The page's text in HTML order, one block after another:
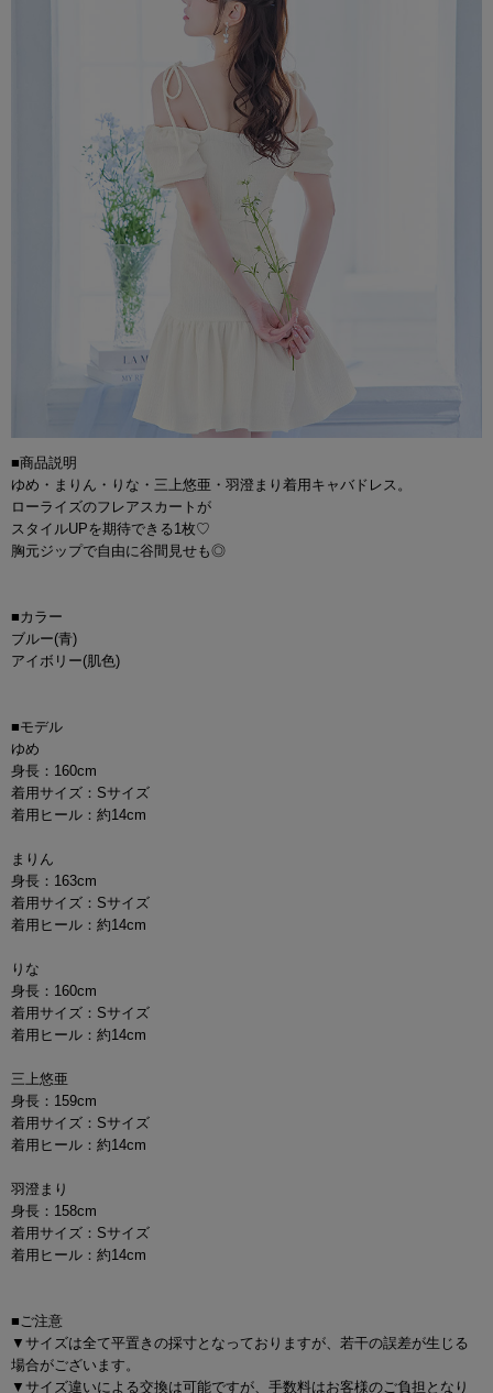
■商品説明
ゆめ・まりん・りな・三上悠亜・羽澄まり着用キャバドレス。
ローライズのフレアスカートが
スタイルUPを期待できる1枚♡
胸元ジップで自由に谷間見せも◎
■カラー
ブルー(青)
アイボリー(肌色)
■モデル
ゆめ
身長：160cm
着用サイズ：Sサイズ
着用ヒール：約14cm
まりん
身長：163cm
着用サイズ：Sサイズ
着用ヒール：約14cm
りな
身長：160cm
着用サイズ：Sサイズ
着用ヒール：約14cm
三上悠亜
身長：159cm
着用サイズ：Sサイズ
着用ヒール：約14cm
羽澄まり
身長：158cm
着用サイズ：Sサイズ
着用ヒール：約14cm
■ご注意
▼サイズは全て平置きの採寸となっておりますが、若干の誤差が生じる
場合がございます。
▼サイズ違いによる交換は可能ですが、手数料はお客様のご負担となり